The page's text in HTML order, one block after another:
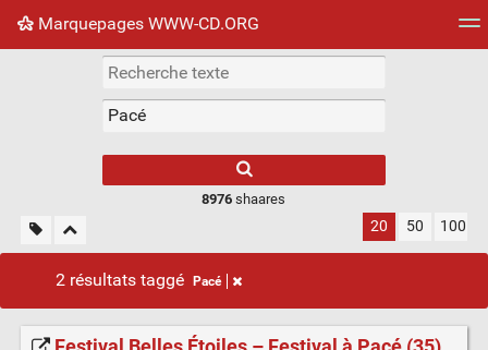
Marquepages WWW-CD.ORG
Nuage de tags Mur d'images
8976 shaares
20 50 100
2 résultats taggé Pacé